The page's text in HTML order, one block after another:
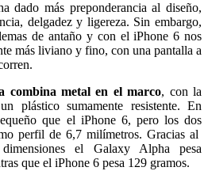
dado más preponderancia al diseño,
delgadez y ligereza. Sin embargo,
de antaño y con el iPhone 6 nos
más liviano y fino, con una pantalla a
combina metal en el marco, con la
plástico sumamente resistente. En
que el iPhone 6, pero los dos
perfil de 6,7 milímetros. Gracias al
el Galaxy Alpha pesa
que el iPhone 6 pesa 129 gramos.